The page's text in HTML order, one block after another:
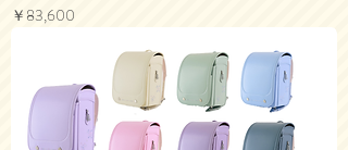
価格
￥83,600